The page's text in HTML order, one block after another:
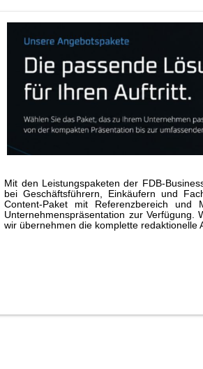
Mit den Leistungspaketen der FDB-
bei Geschäftsführern, Einkäufern und
Content-Paket mit Referenzbereich und
Unternehmenspräsentation zur Verfügung.
wir übernehmen die komplette redaktionelle